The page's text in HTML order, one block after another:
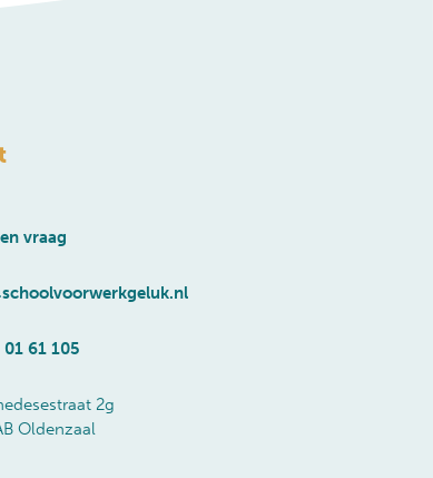
vraag
61 105
2g
Oldenzaal